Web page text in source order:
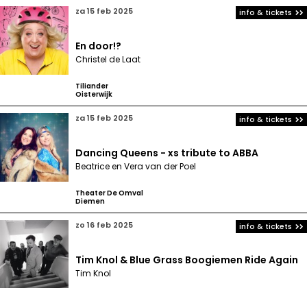
za 15 feb 2025
En door!?
Christel de Laat
Tiliander
Oisterwijk
info & tickets
za 15 feb 2025
Dancing Queens - xs tribute to ABBA
Beatrice en Vera van der Poel
Theater De Omval
Diemen
info & tickets
zo 16 feb 2025
Tim Knol & Blue Grass Boogiemen Ride Again
Tim Knol
info & tickets